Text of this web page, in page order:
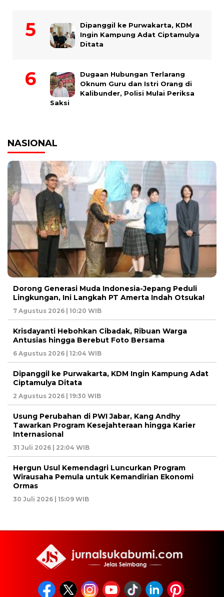
Dipanggil ke Purwakarta, KDM
Ingin Kampung Adat Ciptamulya
Ditata
Dugaan Hubungan Terlarang
Oknum Guru dan Istri Orang di
Kalibunder, Polisi Mulai Periksa
Saksi
NASIONAL
Dorong Generasi Muda Indonesia-Jepang Peduli
Lingkungan, Ini Langkah PT Amerta Indah Otsuka!
7 Agustus 2026 | 10:20 WIB
Krisdayanti Hebohkan Cibadak, Ribuan Warga
Antusias hingga Berebut Foto Bersama
6 Agustus 2026 | 12:04 WIB
Dipanggil ke Purwakarta, KDM Ingin Kampung Adat
Ciptamulya Ditata
2 Agustus 2026 | 19:30 WIB
Usung Perubahan di PWI Jabar, Kang Andhy
Tawarkan Program Kesejahteraan hingga Karier
Internasional
31 Juli 2026 | 22:04 WIB
Hergun Usul Kemendagri Luncurkan Program
Wirausaha Pemula untuk Kemandirian Ekonomi
Ormas
30 Juli 2026 | 15:09 WIB